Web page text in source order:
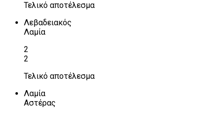
Τελικό αποτέλεσμα
Λεβαδειακός
Λαμία
2
2
Τελικό αποτέλεσμα
Λαμία
Αστέρας